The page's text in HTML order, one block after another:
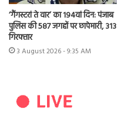
‘गैंगस्टरां ते वार’ का 194वां दिन: पंजाब
पुलिस की 587 जगहों पर छापेमारी, 313
गिरफ्तार
3 August 2026 - 9:35 AM